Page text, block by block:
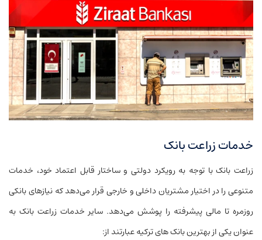
خدمات زراعت بانک
زراعت بانک با توجه به رویکرد دولتی و ساختار قابل اعتماد خود، خدمات
متنوعی را در اختیار مشتریان داخلی و خارجی قرار می‌دهد که نیازهای بانکی
روزمره تا مالی پیشرفته را پوشش می‌دهد. سایر خدمات زراعت بانک به
عنوان یکی از بهترین بانک‌ های ترکیه عبارتند از: